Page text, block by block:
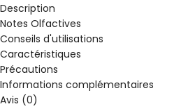
Description
Notes Olfactives
Conseils d'utilisations
Caractéristiques
Précautions
Informations complémentaires
Avis (0)